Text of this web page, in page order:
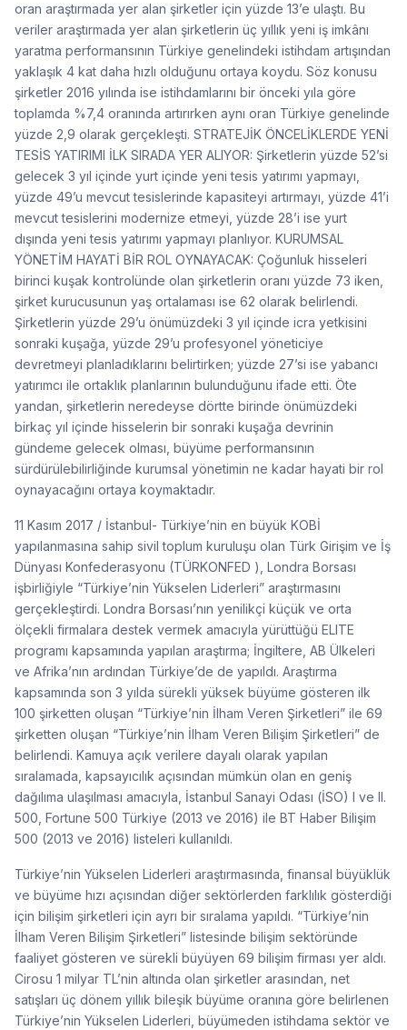
oran araştırmada yer alan şirketler için yüzde 13’e ulaştı. Bu
veriler araştırmada yer alan şirketlerin üç yıllık yeni iş imkânı
yaratma performansının Türkiye genelindeki istihdam artışından
yaklaşık 4 kat daha hızlı olduğunu ortaya koydu. Söz konusu
şirketler 2016 yılında ise istihdamlarını bir önceki yıla göre
toplamda %7,4 oranında artırırken aynı oran Türkiye genelinde
yüzde 2,9 olarak gerçekleşti. STRATEJİK ÖNCELİKLERDE YENİ
TESİS YATIRIMI İLK SIRADA YER ALIYOR: Şirketlerin yüzde 52’si
gelecek 3 yıl içinde yurt içinde yeni tesis yatırımı yapmayı,
yüzde 49’u mevcut tesislerinde kapasiteyi artırmayı, yüzde 41’i
mevcut tesislerini modernize etmeyi, yüzde 28’i ise yurt
dışında yeni tesis yatırımı yapmayı planlıyor. KURUMSAL
YÖNETİM HAYATİ BİR ROL OYNAYACAK: Çoğunluk hisseleri
birinci kuşak kontrolünde olan şirketlerin oranı yüzde 73 iken,
şirket kurucusunun yaş ortalaması ise 62 olarak belirlendi.
Şirketlerin yüzde 29’u önümüzdeki 3 yıl içinde icra yetkisini
sonraki kuşağa, yüzde 29’u profesyonel yöneticiye
devretmeyi planladıklarını belirtirken; yüzde 27’si ise yabancı
yatırımcı ile ortaklık planlarının bulunduğunu ifade etti. Öte
yandan, şirketlerin neredeyse dörtte birinde önümüzdeki
birkaç yıl içinde hisselerin bir sonraki kuşağa devrinin
gündeme gelecek olması, büyüme performansının
sürdürülebilirliğinde kurumsal yönetimin ne kadar hayati bir rol
oynayacağını ortaya koymaktadır.
11 Kasım 2017 / İstanbul- Türkiye’nin en büyük KOBİ
yapılanmasına sahip sivil toplum kuruluşu olan Türk Girişim ve İş
Dünyası Konfederasyonu (TÜRKONFED ), Londra Borsası
işbirliğiyle “Türkiye’nin Yükselen Liderleri” araştırmasını
gerçekleştirdi. Londra Borsası’nın yenilikçi küçük ve orta
ölçekli firmalara destek vermek amacıyla yürüttüğü ELITE
programı kapsamında yapılan araştırma; İngiltere, AB Ülkeleri
ve Afrika’nın ardından Türkiye’de de yapıldı. Araştırma
kapsamında son 3 yılda sürekli yüksek büyüme gösteren ilk
100 şirketten oluşan “Türkiye’nin İlham Veren Şirketleri” ile 69
şirketten oluşan “Türkiye’nin İlham Veren Bilişim Şirketleri” de
belirlendi. Kamuya açık verilere dayalı olarak yapılan
sıralamada, kapsayıcılık açısından mümkün olan en geniş
dağılıma ulaşılması amacıyla, İstanbul Sanayi Odası (İSO) I ve II.
500, Fortune 500 Türkiye (2013 ve 2016) ile BT Haber Bilişim
500 (2013 ve 2016) listeleri kullanıldı.
Türkiye’nin Yükselen Liderleri araştırmasında, finansal büyüklük
ve büyüme hızı açısından diğer sektörlerden farklılık gösterdiği
için bilişim şirketleri için ayrı bir sıralama yapıldı. “Türkiye’nin
İlham Veren Bilişim Şirketleri” listesinde bilişim sektöründe
faaliyet gösteren ve sürekli büyüyen 69 bilişim firması yer aldı.
Cirosu 1 milyar TL’nin altında olan şirketler arasından, net
satışları üç dönem yıllık bileşik büyüme oranına göre belirlenen
Türkiye’nin Yükselen Liderleri, büyümeden istihdama sektör ve